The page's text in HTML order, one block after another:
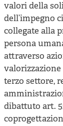
valori della
dell’impegno
collegate alla
persona
attraverso
terzo settore,
dibattuto art.